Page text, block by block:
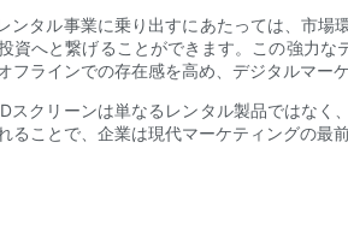
ンタル事業に乗り出すにあたっては、市
資へと繋げることができます。この強力
フラインでの存在感を高め、デジタルマー
スクリーンは単なるレンタル製品ではな
ることで、企業は現代マーケティングの最